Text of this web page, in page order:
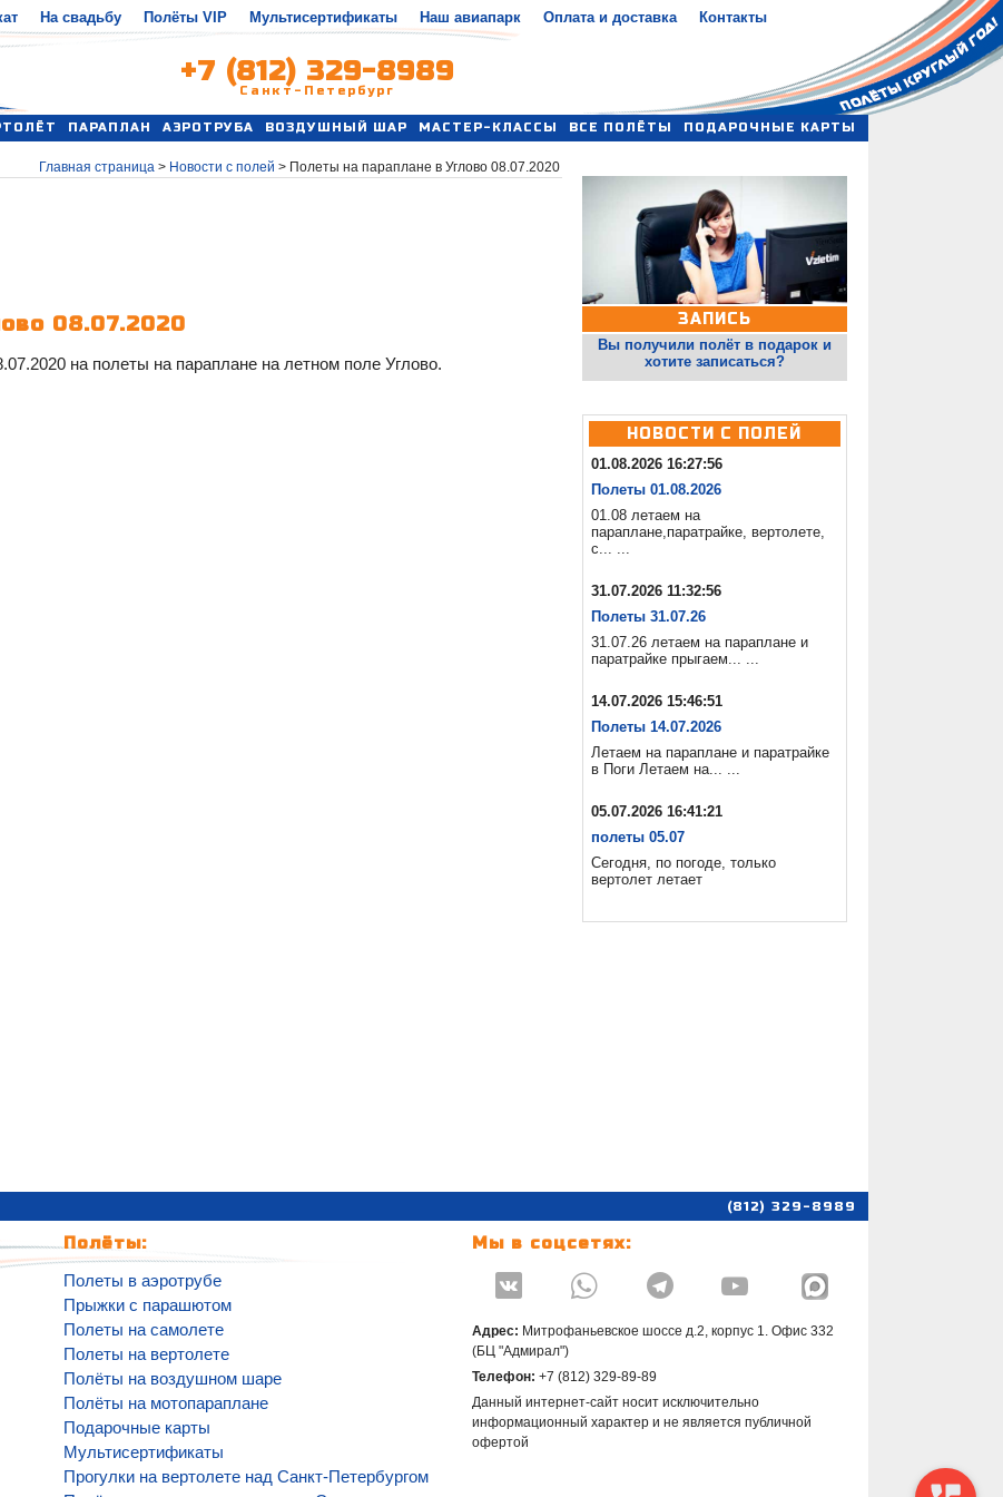
На свадьбу Полёты VIP Мультисертификаты Наш авиапарк Оплата и доставка Контакты
+7 (812) 329-8989
Санкт-Петербург
ПАРАПЛАН АЭРОТРУБА ВОЗДУШНЫЙ ШАР МАСТЕР-КЛАССЫ ВСЕ ПОЛЁТЫ ПОДАРОЧНЫЕ КАРТЫ
Главная страница> Новости с полей > Полеты на параплане в Углово 08.07.2020
08.07.2020
на полеты на параплане на летном поле Углово.
ЗАПИСЬ
Вы получили полёт в подарок и
хотите записаться?
НОВОСТИ С ПОЛЕЙ
01.08.2026 16:27:56
Полеты 01.08.2026
01.08 летаем на
параплане,паратрайке, вертолете,
с... ...
31.07.2026 11:32:56
Полеты 31.07.26
31.07.26 летаем на параплане и
паратрайке прыгаем... ...
14.07.2026 15:46:51
Полеты 14.07.2026
Летаем на параплане и паратрайке
в Поги Летаем на... ...
05.07.2026 16:41:21
полеты 05.07
Сегодня, по погоде, только
вертолет летает
(812) 329-8989
Полёты:
Полеты в аэротрубе
Прыжки с парашютом
Полеты на самолете
Полеты на вертолете
Полёты на воздушном шаре
Полёты на мотопараплане
Подарочные карты
Мультисертификаты
Прогулки на вертолете над Санкт-Петербургом
Мы в соцсетях:
   
Адрес: Митрофаньевское шоссе д.2, корпус 1. Офис 332
(БЦ "Адмирал")
Телефон: +7 (812) 329-89-89
Данный интернет-сайт носит исключительно
информационный характер и не является публичной
офертой